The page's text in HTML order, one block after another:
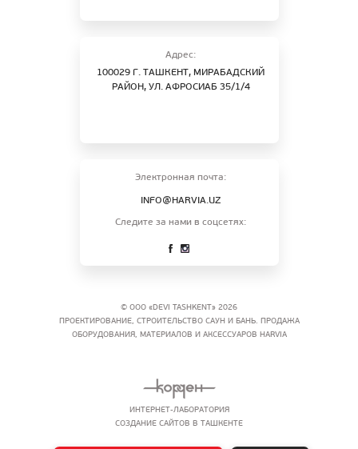
Адрес:
100029 Г. ТАШКЕНТ, МИРАБАДСКИЙ
РАЙОН, УЛ. АФРОСИАБ 35/1/4
Электронная почта:
INFO@HARVIA.UZ
Следите за нами в соцсетях:
© ООО «DEVI TASHKENT» 2026
ПРОЕКТИРОВАНИЕ, СТРОИТЕЛЬСТВО САУН И БАНЬ. ПРОДАЖА
ОБОРУДОВАНИЯ, МАТЕРИАЛОВ И АКСЕССУАРОВ HARVIA
ИНТЕРНЕТ-ЛАБОРАТОРИЯ
СОЗДАНИЕ САЙТОВ В ТАШКЕНТЕ